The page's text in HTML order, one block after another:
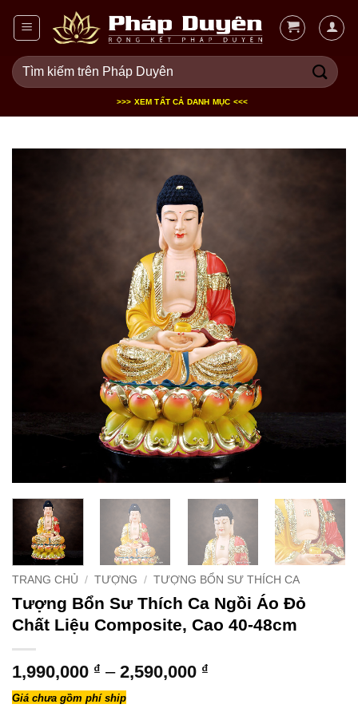
dung
Tìm
kiếm:
>>> XEM TẤT CẢ DANH MỤC <<<
TRANG CHỦ / TƯỢNG / TƯỢNG BỔN SƯ THÍCH CA
Tượng Bổn Sư Thích Ca Ngồi Áo Đỏ
Chất Liệu Composite, Cao 40-48cm
1,990,000 ₫ – 2,590,000 ₫
Giá chưa gồm phí ship